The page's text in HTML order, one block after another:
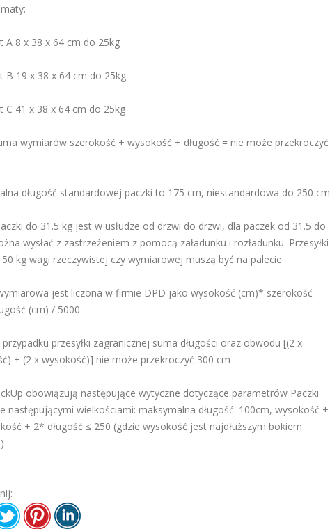
A 8 x 38 x 64 cm do 25kg
B 19 x 38 x 64 cm do 25kg
C 41 x 38 x 64 cm do 25kg
wymiarów szerokość + wysokość + długość = nie może przekroczyć
długość standardowej paczki to 175 cm, niestandardowa do 250 cm
do 31.5 kg jest w usłudze od drzwi do drzwi, dla paczek od 31.5 do
wysłać z zastrzeżeniem z pomocą załadunku i rozładunku. Przesyłki
kg wagi rzeczywistej czy wymiarowej muszą być na palecie
jest liczona w firmie DPD jako wysokość (cm)* szerokość
(cm) / 5000
przypadku przesyłki zagranicznej suma długości oraz obwodu [(2 x
+ (2 x wysokość)] nie może przekroczyć 300 cm
obowiązują następujące wytyczne dotyczące parametrów Paczki
następującymi wielkościami: maksymalna długość: 100cm, wysokość +
+ 2* długość ≤ 250 (gdzie wysokość jest najdłuższym bokiem